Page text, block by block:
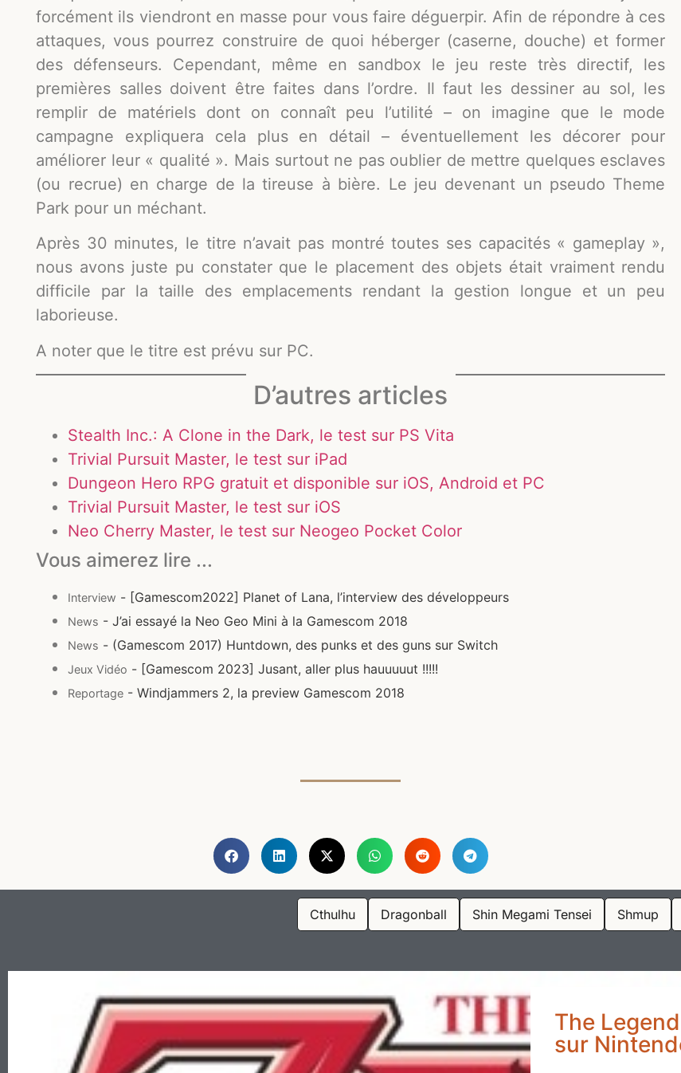
forcément ils viendront en masse pour vous faire déguerpir. Afin de répondre à ces
attaques, vous pourrez construire de quoi héberger (caserne, douche) et former
des défenseurs. Cependant, même en sandbox le jeu reste très directif, les
premières salles doivent être faites dans l’ordre. Il faut les dessiner au sol, les
remplir de matériels dont on connaît peu l’utilité – on imagine que le mode
campagne expliquera cela plus en détail – éventuellement les décorer pour
améliorer leur « qualité ». Mais surtout ne pas oublier de mettre quelques esclaves
(ou recrue) en charge de la tireuse à bière. Le jeu devenant un pseudo Theme
Park pour un méchant.
Après 30 minutes, le titre n’avait pas montré toutes ses capacités « gameplay »,
nous avons juste pu constater que le placement des objets était vraiment rendu
difficile par la taille des emplacements rendant la gestion longue et un peu
laborieuse.
A noter que le titre est prévu sur PC.
D’autres articles
Stealth Inc.: A Clone in the Dark, le test sur PS Vita
Trivial Pursuit Master, le test sur iPad
Dungeon Hero RPG gratuit et disponible sur iOS, Android et PC
Trivial Pursuit Master, le test sur iOS
Neo Cherry Master, le test sur Neogeo Pocket Color
Vous aimerez lire ...
Interview - [Gamescom2022] Planet of Lana, l’interview des développeurs
News - J’ai essayé la Neo Geo Mini à la Gamescom 2018
News - (Gamescom 2017) Huntdown, des punks et des guns sur Switch
Jeux Vidéo - [Gamescom 2023] Jusant, aller plus hauuuuut !!!!!
Reportage - Windjammers 2, la preview Gamescom 2018
Cthulhu Dragonball Shin Megami Tensei Shmup
The
sur